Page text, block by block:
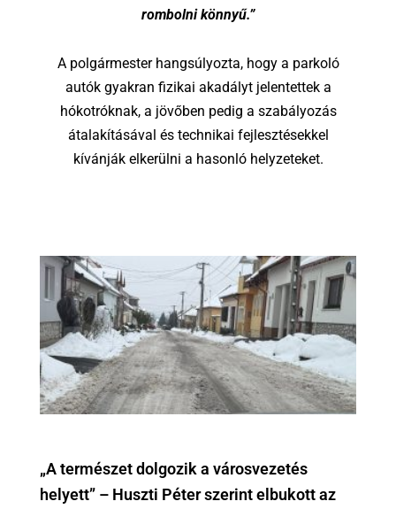
rombolni könnyű.”
A polgármester hangsúlyozta, hogy a parkoló
autók gyakran fizikai akadályt jelentettek a
hókotróknak, a jövőben pedig a szabályozás
átalakításával és technikai fejlesztésekkel
kívánják elkerülni a hasonló helyzeteket.
„A természet dolgozik a városvezetés
helyett” – Huszti Péter szerint elbukott az